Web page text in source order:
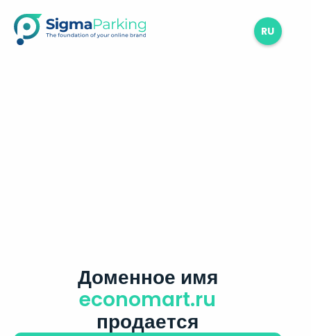
RU
Доменное имя
economart.ru
продается